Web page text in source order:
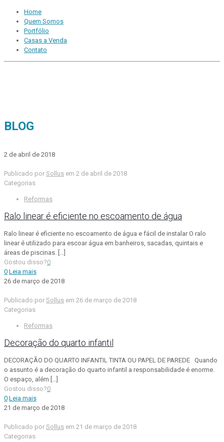
Home
Quem Somos
Portfólio
Casas a Venda
Contato
BLOG
2 de abril de 2018
Publicado por Sollus em 2 de abril de 2018
Categorias
Reformas
Ralo linear é eficiente no escoamento de água
Ralo linear é eficiente no escoamento de água e fácil de instalar O ralo
linear é utilizado para escoar água em banheiros, sacadas, quintais e
áreas de piscinas. […]
Gostou disso?0
0 Leia mais
26 de março de 2018
Publicado por Sollus em 26 de março de 2018
Categorias
Reformas
Decoração do quarto infantil
DECORAÇÃO DO QUARTO INFANTIL TINTA OU PAPEL DE PAREDE Quando
o assunto é a decoração do quarto infantil a responsabilidade é enorme.
O espaço, além
Gostou disso?0
0 Leia mais
21 de março de 2018
Publicado por Sollus em 21 de março de 2018
Categorias